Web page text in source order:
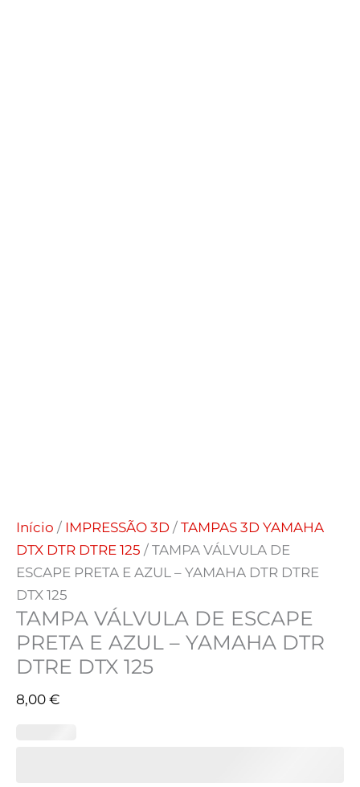
Início / IMPRESSÃO 3D / TAMPAS 3D YAMAHA
DTX DTR DTRE 125 / TAMPA VÁLVULA DE
ESCAPE PRETA E AZUL – YAMAHA DTR DTRE
DTX 125
TAMPA VÁLVULA DE ESCAPE
PRETA E AZUL – YAMAHA DTR
DTRE DTX 125
8,00 €